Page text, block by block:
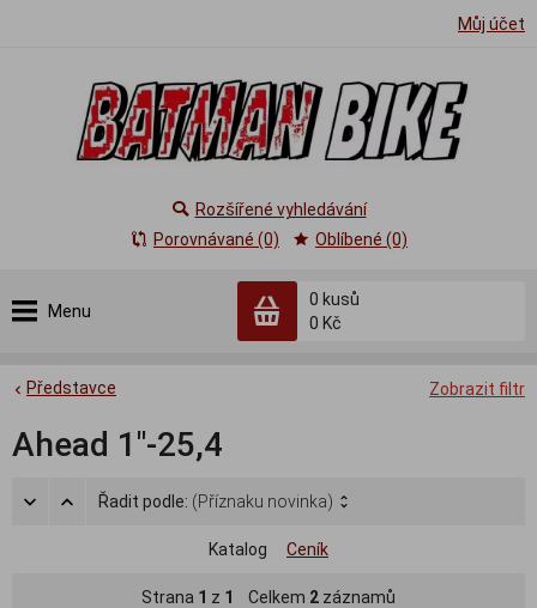
Můj účet
Menu
0 kusů
0 Kč
Rozšířené vyhledávání
Porovnávané (0)
Oblíbené (0)
Zobrazit filtr
Představce
Ahead 1"-25,4
Řadit podle: (Příznaku novinka)
Katalog Ceník
Strana 1 z 1 Celkem 2 záznamů